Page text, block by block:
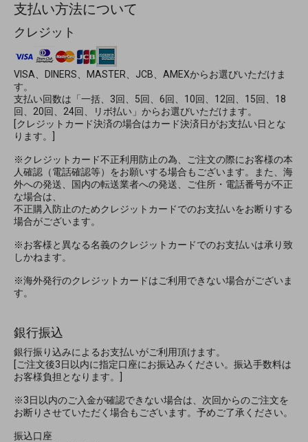
支払い方法について
クレジット
VISA、DINERS、MASTER、JCB、AMEXからお選びいただけま
す。
支払い回数は「一括、3回、5回、6回、10回、12回、15回、18
回、20回、24回、リボ払い」からお選びいただけます。
[クレジットカード決済の場合はカード決済日がお支払い日とな
ります。]
※クレジットカード不正利用防止の為、ご注文の際にお客様の本
人確認（電話確認等）をお願いする場合もございます。また、海
外への発送、国内の転送業者への発送、ご住所・電話番号が不正
な場合は、
不正購入防止のためクレジットカードでのお支払いをお断りする
場合がございます。
※お客様と異なる名義のクレジットカードでのお支払いは承り致
しかねます。
※海外発行のクレジットカードはご利用できない場合がございま
す。
銀行振込
銀行振り込みによるお支払いがご利用頂けます。
[ご注文後3日以内に指定口座にお振込みください。振込手数料は
お客様負担となります。]
※3日以内のご入金が確認できない場合は、次回からのご注文を
お断りさせていただく場合もございます。予めご了承ください。
振込口座